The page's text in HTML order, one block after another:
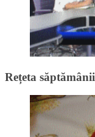
Rețeta săptămânii